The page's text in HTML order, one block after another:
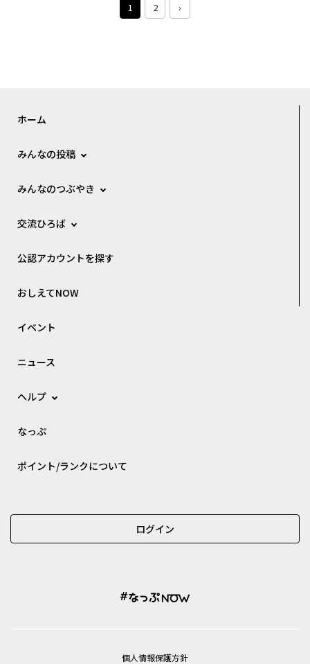
1 2 ›
ホーム
みんなの投稿
みんなのつぶやき
交流ひろば
公認アカウントを探す
おしえてNOW
イベント
ニュース
ヘルプ
なっぷ
ポイント/ランクについて
ログイン
個⼈情報保護⽅針